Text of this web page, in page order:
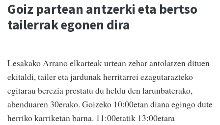
Goiz partean antzerki eta bertso
tailerrak egonen dira
Lesakako Arrano elkarteak urtean zehar antolatzen dituen
ekitaldi, tailer eta jardunak herritarrei ezagutarazteko
egitarau berezia prestatu du heldu den larunbaterako,
abenduaren 30erako. Goizeko 10:00etan diana egingo dute
herriko karriketan barna. 11:00etatik 13:00etara